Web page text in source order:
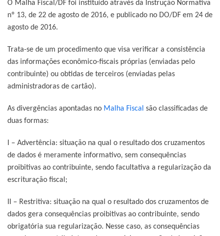
O Malha Fiscal/DF foi instituído através da Instrução Normativa
nº 13, de 22 de agosto de 2016, e publicado no DO/DF em 24 de
agosto de 2016.
Trata-se de um procedimento que visa verificar a consistência
das informações econômico-fiscais próprias (enviadas pelo
contribuinte) ou obtidas de terceiros (enviadas pelas
administradoras de cartão).
As divergências apontadas no Malha Fiscal são classificadas de
duas formas:
I – Advertência: situação na qual o resultado dos cruzamentos
de dados é meramente informativo, sem consequências
proibitivas ao contribuinte, sendo facultativa a regularização da
escrituração fiscal;
II – Restritiva: situação na qual o resultado dos cruzamentos de
dados gera consequências proibitivas ao contribuinte, sendo
obrigatória sua regularização. Nesse caso, as consequências